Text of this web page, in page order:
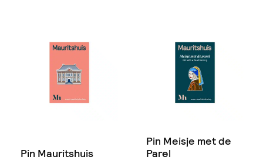
Pin Mauritshuis
Pin Meisje met de
Parel